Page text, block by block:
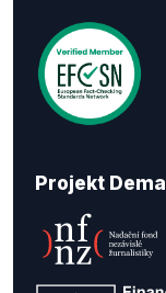
Projekt